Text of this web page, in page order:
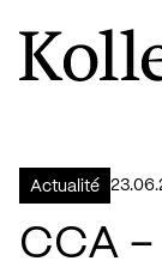
Aller à la page
Logo Kollectif
Actualité
CCA